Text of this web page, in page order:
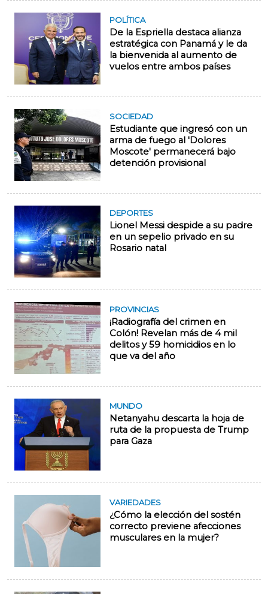
POLÍTICA
De la Espriella destaca alianza
estratégica con Panamá y le da
la bienvenida al aumento de
vuelos entre ambos países
SOCIEDAD
Estudiante que ingresó con un
arma de fuego al 'Dolores
Moscote' permanecerá bajo
detención provisional
DEPORTES
Lionel Messi despide a su padre
en un sepelio privado en su
Rosario natal
PROVINCIAS
¡Radiografía del crimen en
Colón! Revelan más de 4 mil
delitos y 59 homicidios en lo
que va del año
MUNDO
Netanyahu descarta la hoja de
ruta de la propuesta de Trump
para Gaza
VARIEDADES
¿Cómo la elección del sostén
correcto previene afecciones
musculares en la mujer?